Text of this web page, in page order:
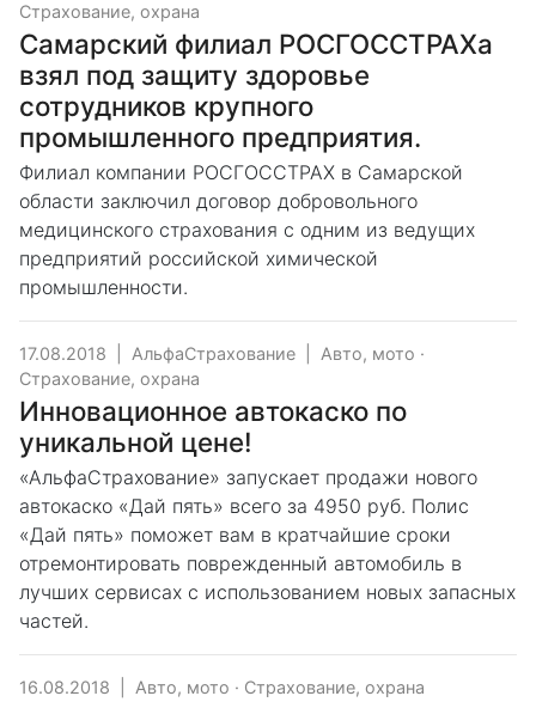
Страхование, охрана
Самарский филиал РОСГОССТРАХа
взял под защиту здоровье
сотрудников крупного
промышленного предприятия.
Филиал компании РОСГОССТРАХ в Самарской
области заключил договор добровольного
медицинского страхования с одним из ведущих
предприятий российской химической
промышленности.
17.08.2018 АльфаСтрахование Авто, мото ·
Страхование, охрана
Инновационное автокаско по
уникальной цене!
«АльфаСтрахование» запускает продажи нового
автокаско «Дай пять» всего за 4950 руб. Полис
«Дай пять» поможет вам в кратчайшие сроки
отремонтировать поврежденный автомобиль в
лучших сервисах с использованием новых запасных
частей.
16.08.2018 Авто, мото · Страхование, охрана